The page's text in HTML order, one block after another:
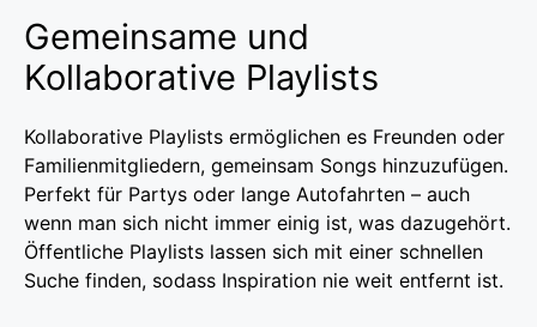
Gemeinsame und
Kollaborative Playlists
Kollaborative Playlists ermöglichen es Freunden oder
Familienmitgliedern, gemeinsam Songs hinzuzufügen.
Perfekt für Partys oder lange Autofahrten – auch
wenn man sich nicht immer einig ist, was dazugehört.
Öffentliche Playlists lassen sich mit einer schnellen
Suche finden, sodass Inspiration nie weit entfernt ist.